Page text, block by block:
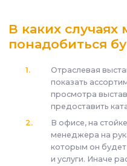
В каких случаях
понадобиться
Отраслевая
показать
просмотра
предоставить
В офисе, на
менеджера на
которым он
и услуги. Иначе